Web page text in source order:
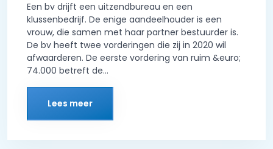
Een bv drijft een uitzendbureau en een
klussenbedrijf. De enige aandeelhouder is een
vrouw, die samen met haar partner bestuurder is.
De bv heeft twee vorderingen die zij in 2020 wil
afwaarderen. De eerste vordering van ruim &euro;
74.000 betreft de...
Lees meer